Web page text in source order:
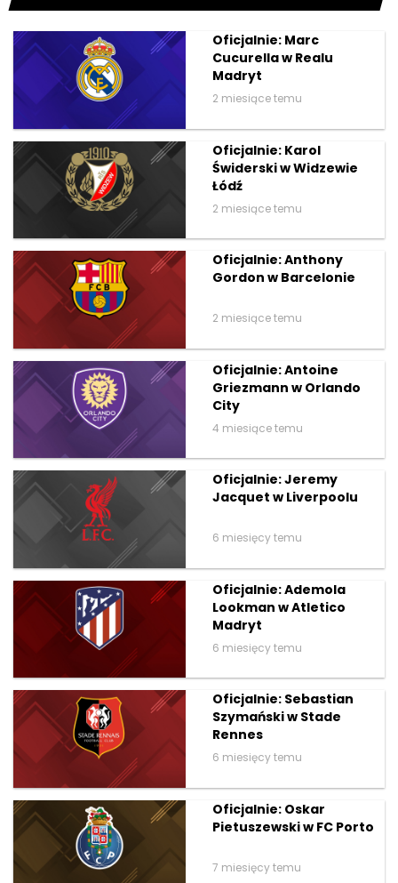
Oficjalnie: Marc
Cucurella w Realu
Madryt
2 miesiące temu
Oficjalnie: Karol
Świderski w Widzewie
Łódź
2 miesiące temu
Oficjalnie: Anthony
Gordon w Barcelonie
2 miesiące temu
Oficjalnie: Antoine
Griezmann w Orlando
City
4 miesiące temu
Oficjalnie: Jeremy
Jacquet w Liverpoolu
6 miesięcy temu
Oficjalnie: Ademola
Lookman w Atletico
Madryt
6 miesięcy temu
Oficjalnie: Sebastian
Szymański w Stade
Rennes
6 miesięcy temu
Oficjalnie: Oskar
Pietuszewski w FC Porto
7 miesięcy temu